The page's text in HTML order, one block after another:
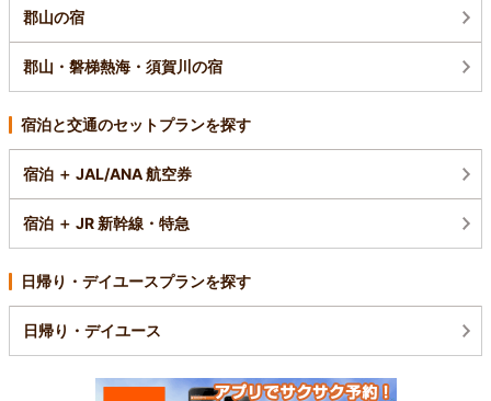
郡山の宿
郡山・磐梯熱海・須賀川の宿
宿泊と交通のセットプランを探す
宿泊 ＋ JAL/ANA 航空券
宿泊 ＋ JR 新幹線・特急
日帰り・デイユースプランを探す
日帰り・デイユース